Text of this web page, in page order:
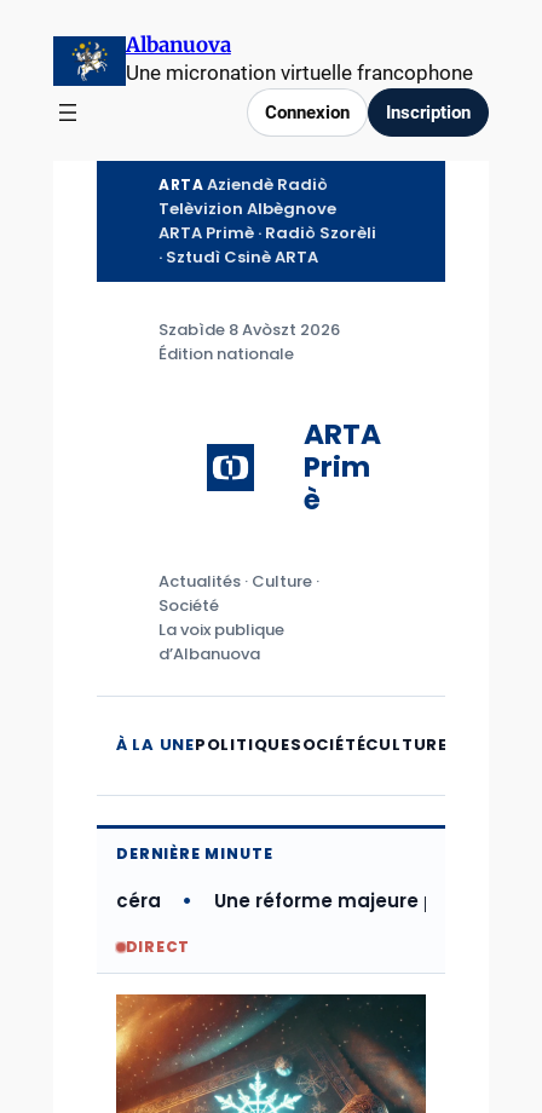
contenu
Albanuova
Une micronation virtuelle francophone
Connexion Inscription
ARTA Aziendè Radiò
Telèvizion Albègnove
ARTA Primè · Radiò Szorèli
· Sztudì Csinè ARTA
Szabìde 8 Avòszt 2026
Édition nationale
ARTA
Prim
è
Actualités · Culture ·
Société
La voix publique
d’Albanuova
À LA UNEPOLITIQUESOCIÉTÉCULTURE
DERNIÈRE MINUTE
Une réforme majeure pour
DIRECT